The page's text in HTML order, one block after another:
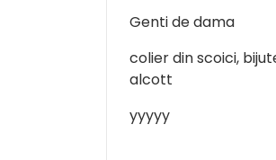
Genti de dama
colier din scoici,
alcott
yyyyy